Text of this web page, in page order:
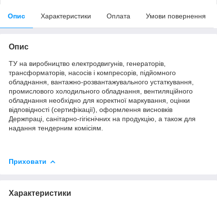
Опис Характеристики Оплата Умови повернення
Опис
ТУ на виробництво електродвигунів, генераторів,
трансформаторів, насосів і компресорів, підйомного
обладнання, вантажно-розвантажувального устаткування,
промислового холодильного обладнання, вентиляційного
обладнання необхідно для коректної маркування, оцінки
відповідності (сертифікації), оформлення висновків
Держпраці, санітарно-гігієнічних на продукцію, а також для
надання тендерним комісіям.
Приховати
Характеристики